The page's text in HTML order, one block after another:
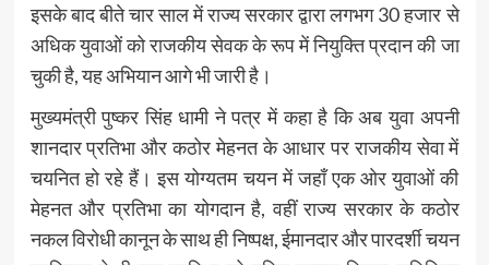
इसके बाद बीते चार साल में राज्य सरकार द्वारा लगभग 30 हजार से
अधिक युवाओं को राजकीय सेवक के रूप में नियुक्ति प्रदान की जा
चुकी है, यह अभियान आगे भी जारी है।
मुख्यमंत्री पुष्कर सिंह धामी ने पत्र में कहा है कि अब युवा अपनी
शानदार प्रतिभा और कठोर मेहनत के आधार पर राजकीय सेवा में
चयनित हो रहे हैं। इस योग्यतम चयन में जहाँ एक ओर युवाओं की
मेहनत और प्रतिभा का योगदान है, वहीं राज्य सरकार के कठोर
नकल विरोधी कानून के साथ ही निष्पक्ष, ईमानदार और पारदर्शी चयन